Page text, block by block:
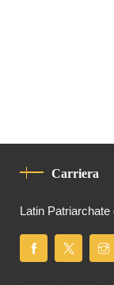
Carriera
Latin